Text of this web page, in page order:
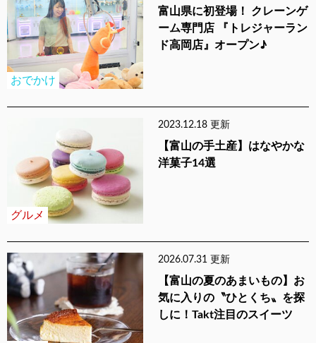
おでかけ
富山県に初登場！ クレーンゲ
ーム専門店 『トレジャーラン
ド高岡店』オープン♪
グルメ
2023.12.18 更新
【富山の手土産】はなやかな
洋菓子14選
2026.07.31 更新
【富山の夏のあまいもの】お
気に入りの〝ひとくち〟を探
しに！Takt注目のスイーツ